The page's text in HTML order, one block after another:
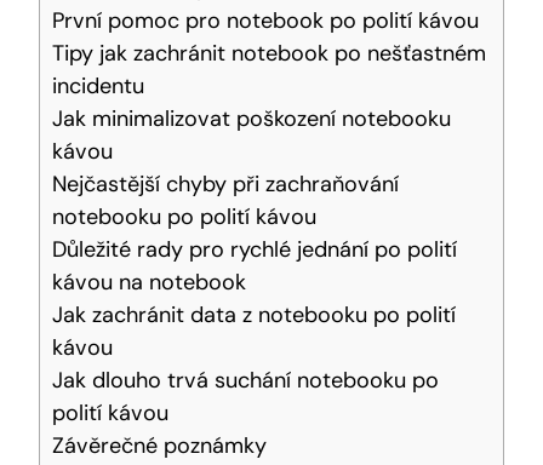
První pomoc pro notebook po polití kávou
Tipy jak zachránit notebook po nešťastném
incidentu
Jak minimalizovat poškození notebooku
kávou
Nejčastější chyby při zachraňování
notebooku po polití kávou
Důležité rady pro rychlé jednání po polití
kávou na notebook
Jak zachránit data z notebooku po polití
kávou
Jak dlouho trvá suchání notebooku po
polití kávou
Závěrečné poznámky